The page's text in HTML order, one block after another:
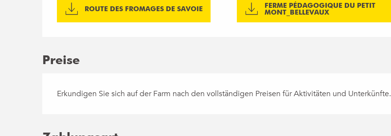
ROUTE DES FROMAGES DE SAVOIE
FERME PÉDAGOGIQUE DU PETIT
MONT_BELLEVAUX
Preise
Erkundigen Sie sich auf der Farm nach den vollständigen Preisen für Aktivitäten und Unterkünfte.